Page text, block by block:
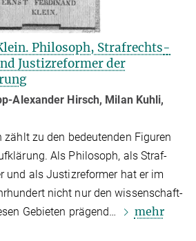
Philosoph, Strafrechts­
Justizreformer der
Alexander Hirsch, Milan Kuhli,
zählt zu den bedeutenden Figuren
Als Philosoph, als Straf­
und als Justizreformer hat er im
nicht nur den wissen­schaft­
Gebieten prägend…
mehr